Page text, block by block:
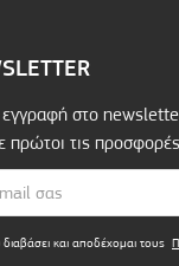
εγγραφή στο
πρώτοι τις
και αποδέχομαι τους